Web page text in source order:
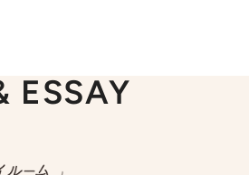
ESSAY